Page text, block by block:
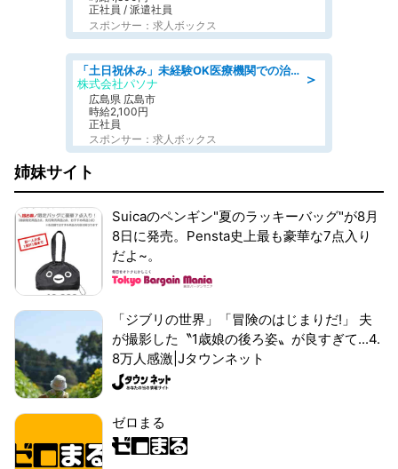
正社員 / 派遣社員
スポンサー：求人ボックス
＞
「土日祝休み」未経験OK医療機関での治験コーディネーターのお仕事
株式会社パソナ
広島県 広島市
時給2,100円
正社員
スポンサー：求人ボックス
姉妹サイト
Suicaのペンギン"夏のラッキーバッグ"が8月
8日に発売。Pensta史上最も豪華な7点入り
だよ~。
「ジブリの世界」「冒険のはじまりだ!」 夫
が撮影した〝1歳娘の後ろ姿〟が良すぎて...4.
8万人感激|Jタウンネット
ゼロまる